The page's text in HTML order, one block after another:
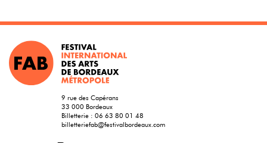
9 rue des Capérans
33 000 Bordeaux
Billetterie : 06 63 80 01 48
billetteriefab@festivalbordeaux.com